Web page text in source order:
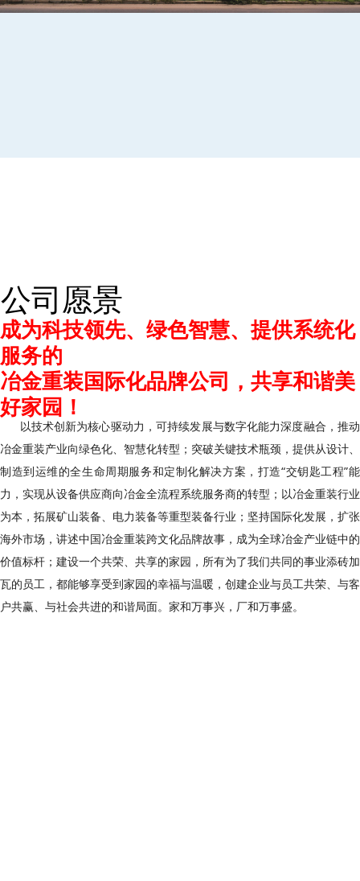
成为科技领先、绿色智慧、提供系统化
服务的
冶金重装国际化品牌公司，共享和谐美
好家园！
以技术创新为核心驱动力，可持续发展与数字化能力深度融合，推动
冶金重装产业向绿色化、智慧化转型；突破关键技术瓶颈，提供从设计、
制造到运维的全生命周期服务和定制化解决方案，打造“交钥匙工程”能
力，实现从设备供应商向冶金全流程系统服务商的转型；以冶金重装行业
为本，拓展矿山装备、电力装备等重型装备行业；坚持国际化发展，扩张
海外市场，讲述中国冶金重装跨文化品牌故事，成为全球冶金产业链中的
价值标杆；建设一个共荣、共享的家园，所有为了我们共同的事业添砖加
瓦的员工，都能够享受到家园的幸福与温暖，创建企业与员工共荣、与客
户共赢、与社会共进的和谐局面。家和万事兴，厂和万事盛。
公司愿景